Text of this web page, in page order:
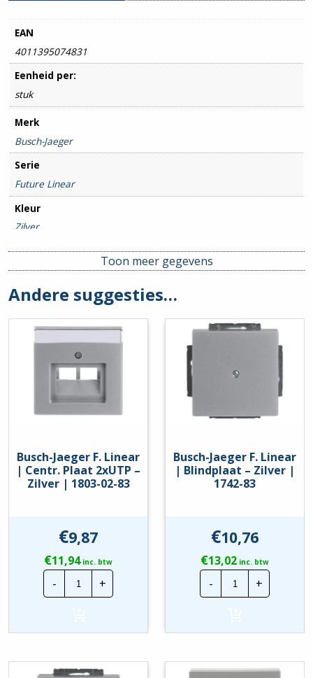
EAN
4011395074831
Eenheid per:
stuk
Merk
Busch-Jaeger
Serie
Future Linear
Kleur
Zilver
Type / Soort
Afdekraam
Beschermingsgraad
Toon meer gegevens
Andere suggesties…
Busch-Jaeger F. Linear
| Centr. Plaat 2xUTP –
Zilver | 1803-02-83
€9,87
€11,94inc. btw
-
Busch-
Jaeger
F.
Centr.
-
+
Busch-Jaeger F. Linear
| Blindplaat – Zilver |
1742-83
€10,76
€13,02 inc. btw
-
Busch-
Jaeger
F.
Blindplaat
|
+